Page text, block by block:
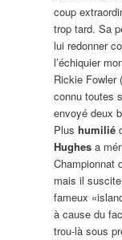
coup
trop tard. Sa
lui redonner
l’échiquier
Rickie Fowler
connu toutes
envoyé deux
Plus humilié
Hughesa
Championnat
mais il
fameux
à cause du
trou-là sous